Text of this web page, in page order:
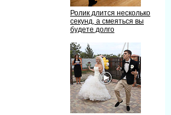
Ролик длится несколько
секунд, а смеяться вы
удете долго